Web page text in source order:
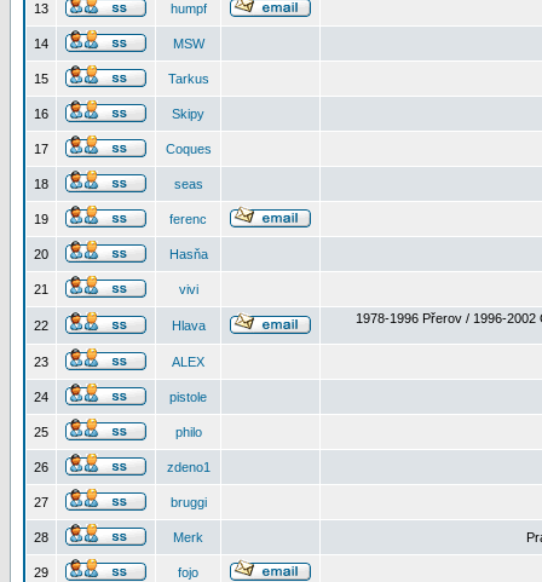
13 humpf
14 MSW
15 Tarkus
16 Skipy
17 Coques
18 seas
19 ferenc
20 Hasňa
21 vivi
22 Hlava 1978-1996 Přerov / 1996-2002
23 ALEX
24 pistole
25 philo
26 zdeno1
27 bruggi
28 Merk
29 fojo